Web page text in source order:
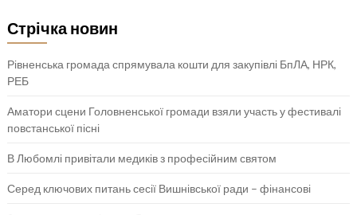
Стрічка новин
Рівненська громада спрямувала кошти для закупівлі БпЛА, НРК,
РЕБ
Аматори сцени Головненської громади взяли участь у фестивалі
повстанської пісні
В Любомлі привітали медиків з професійним святом
Серед ключових питань сесії Вишнівської ради – фінансові